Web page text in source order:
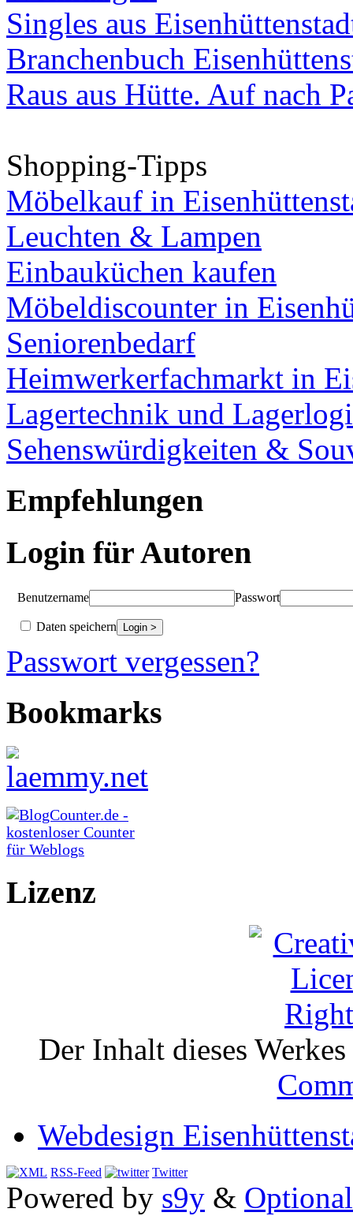
Singles aus
Branchenbuch
Raus aus Hütte. Auf nach
Shopping-Tipps
Möbelkauf in
Leuchten & Lampen
Einbauküchen kaufen
Möbeldiscounter in
Seniorenbedarf
Heimwerkerfachmarkt in
Lagertechnik und
Sehenswürdigkeiten &
Empfehlungen
Login für Autoren
Benutzername Passwort
Daten speichern
Passwort vergessen?
Bookmarks
Lizenz
Der Inhalt dieses
Webdesign
RSS-Feed Twitter
Powered by s9y &